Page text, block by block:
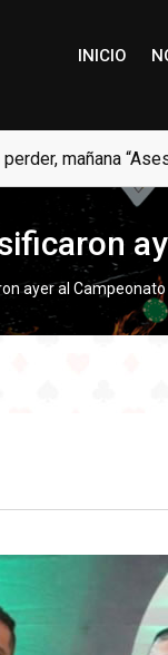
INICIO
mañana
ayer al